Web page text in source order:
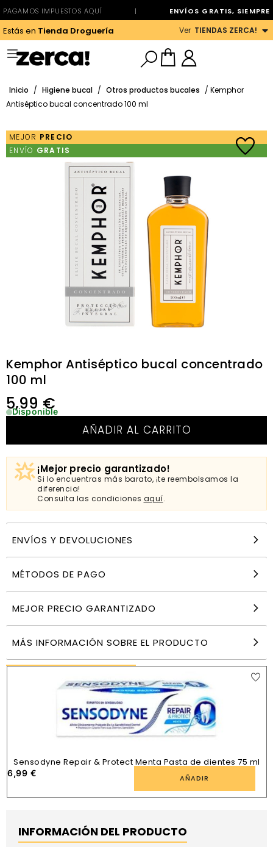
PAGAMOS IMPUESTOS AQUÍ | ENVÍOS GRATIS, SIEMPRE
Estás en Tienda Droguería Ver TIENDAS ZERCA!
Inicio / Higiene bucal / Otros productos bucales / Kemphor
Antiséptico bucal concentrado 100 ml
MEJOR PRECIO
ENVÍO GRATIS
Kemphor Antiséptico bucal concentrado
100 ml
5,99 €
Disponible
AÑADIR AL CARRITO
¡Mejor precio garantizado!
Si lo encuentras más barato, ¡te reembolsamos la
diferencia!
Consulta las condiciones aquí.
ENVÍOS Y DEVOLUCIONES
MÉTODOS DE PAGO
MEJOR PRECIO GARANTIZADO
MÁS INFORMACIÓN SOBRE EL PRODUCTO
5,99€
AÑADIR
PRODUCTOS SIMILARES
Sensodyne Repair & Protect Menta Pasta de dientes 75 ml
6,99 € AÑADIR
INFORMACIÓN DEL PRODUCTO